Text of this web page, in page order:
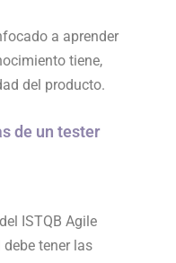
a aprender
tiene,
del producto.
de un tester
ISTQB Agile
tener las